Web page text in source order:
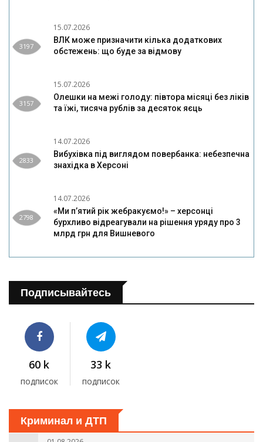
3197
15.07.2026
ВЛК може призначити кілька додаткових
обстежень: що буде за відмову
3157
15.07.2026
Олешки на межі голоду: півтора місяці без ліків
та їжі, тисяча рублів за десяток яєць
2833
14.07.2026
Вибухівка під виглядом повербанка: небезпечна
знахідка в Херсоні
2798
14.07.2026
«Ми п’ятий рік жебракуємо!» – херсонці
бурхливо відреагували на рішення уряду про 3
млрд грн для Вишневого
Подписывайтесь
60 k
подписок
33 k
подписок
Криминал и ДТП